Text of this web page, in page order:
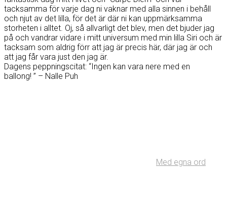
tacksamma för varje dag ni vaknar med alla sinnen i behåll
och njut av det lilla, för det är där ni kan uppmärksamma
storheten i alltet. Oj, så allvarligt det blev, men det bjuder jag
på och vandrar vidare i mitt universum med min lilla Siri och är
tacksam som aldrig förr att jag är precis här, där jag är och
att jag får vara just den jag är.
Dagens peppningscitat: “Ingen kan vara nere med en
ballong! ” – Nalle Puh
Med egna ord